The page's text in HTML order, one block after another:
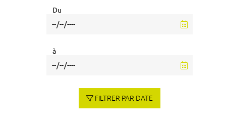
Du
à
FILTRER PAR DATE